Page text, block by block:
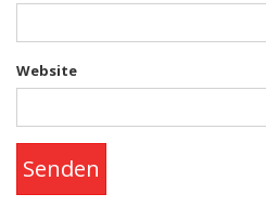
Website
Senden